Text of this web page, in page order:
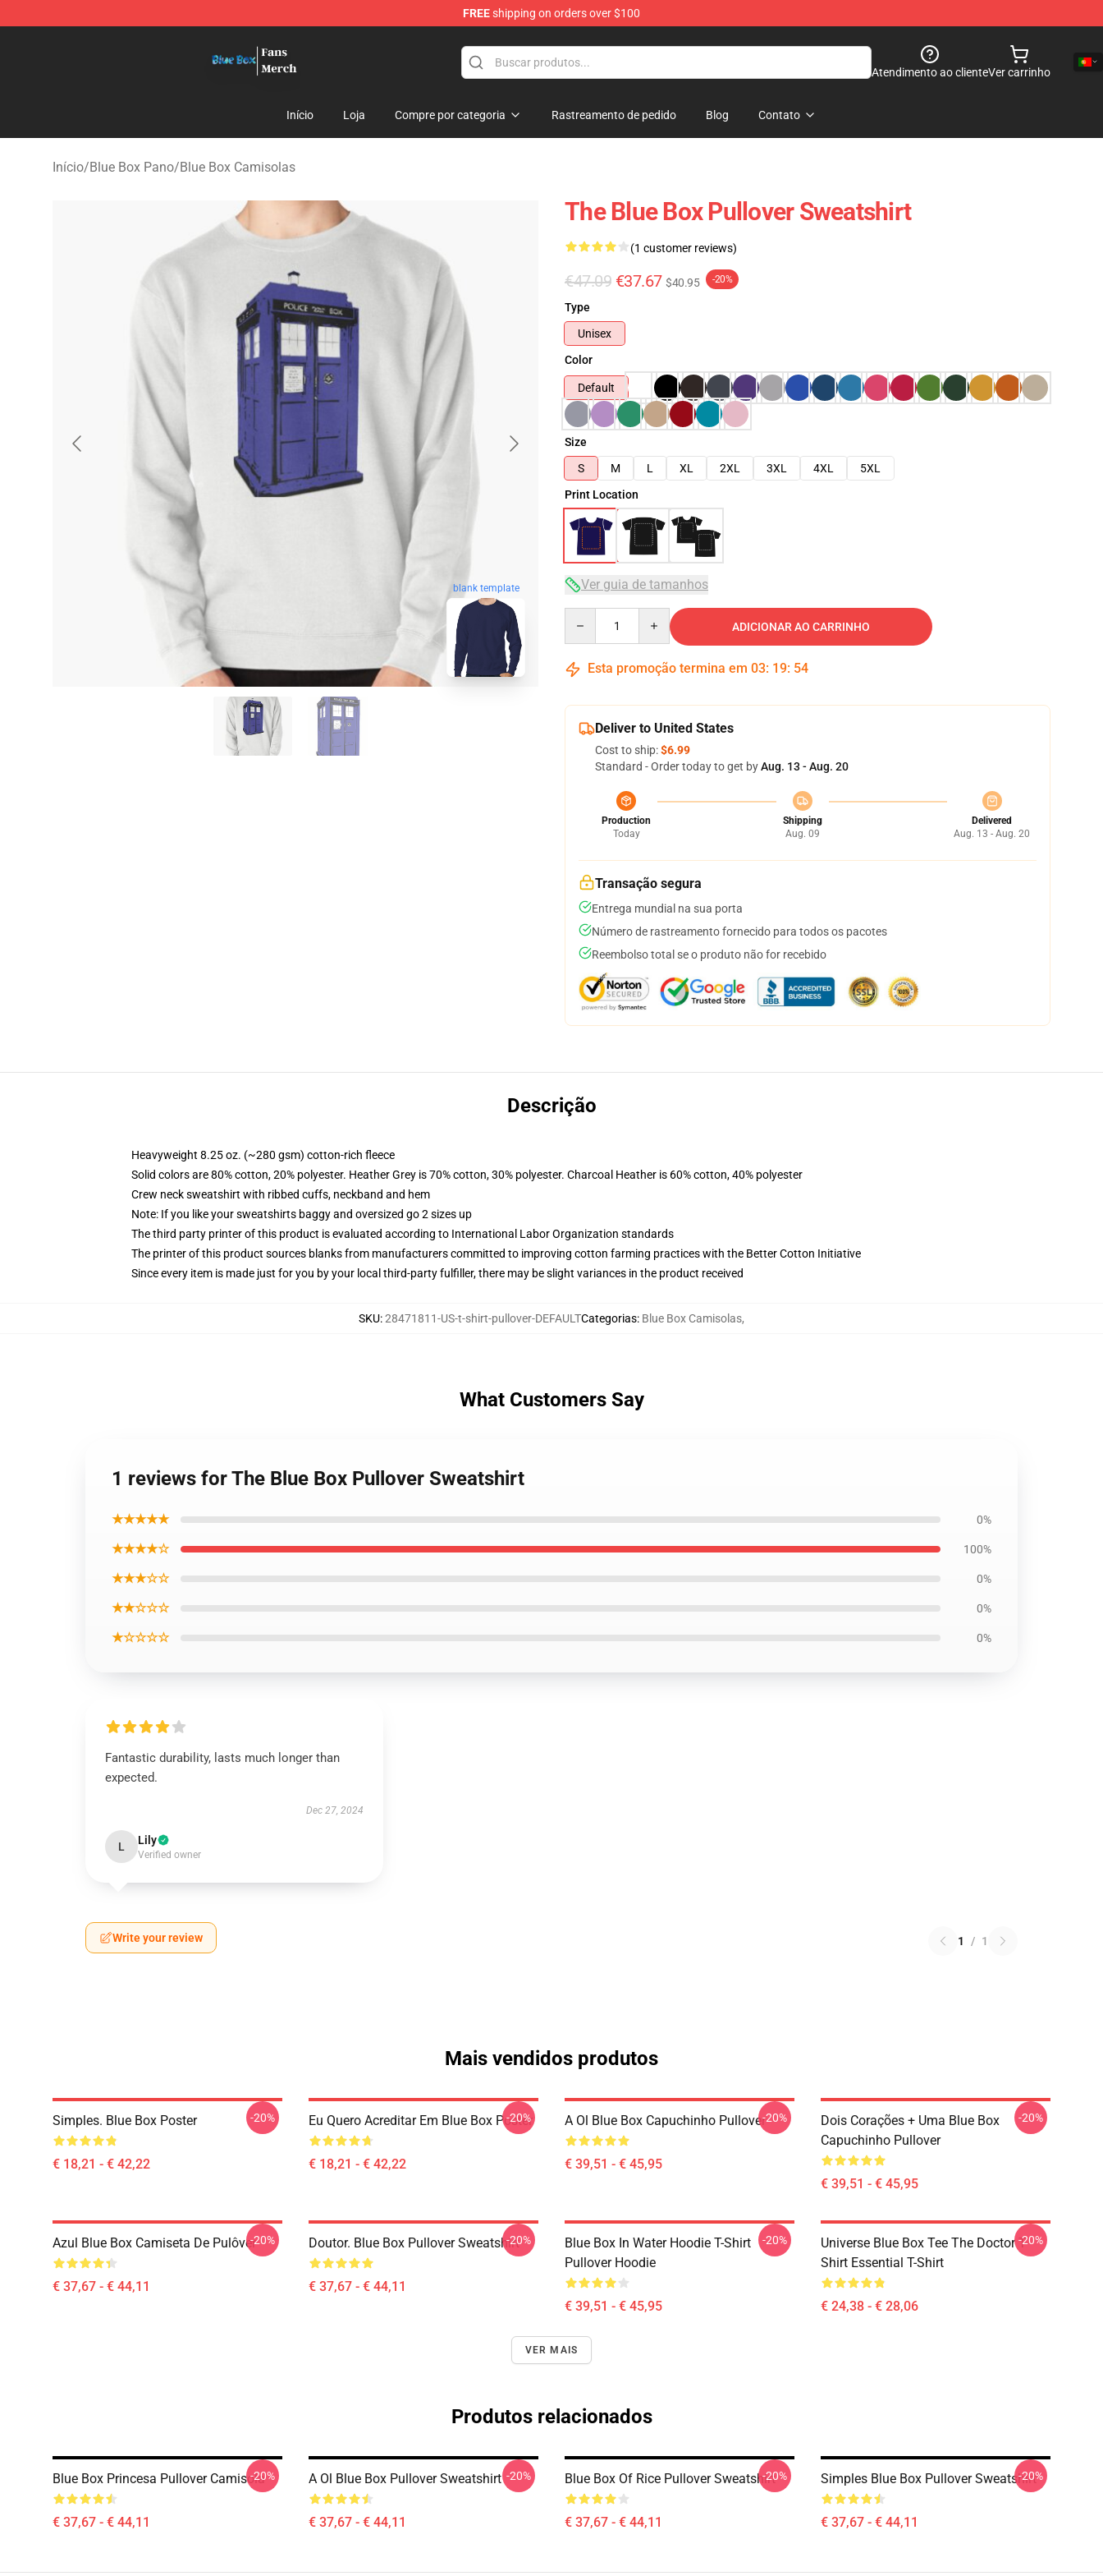
FREEshipping on orders over $100
Atendimento ao clienteVer carrinho
Início Loja Compre por categoria Rastreamento de pedido Blog Contato
Início/Blue Box Pano/Blue Box Camisolas
blank template
The Blue Box Pullover Sweatshirt
(1 customer reviews)
€47.09 €37.67 $40.95 -20%
Type
Unisex
Color
Default
Size
S
M L XL 2XL 3XL 4XL
5XL
Print Location
Ver guia de tamanhos
ADICIONAR AO CARRINHO
Esta promoção termina em 03: 19: 53
Deliver to United States
Cost to ship:$6.99
Standard - Order today to get byAug. 13 - Aug. 20
Production
Today
Shipping
Aug. 09
Delivered
Aug. 13 - Aug. 20
Transação segura
Entrega mundial na sua porta
Número de rastreamento fornecido para todos os pacotes
Reembolso total se o produto não for recebido
Descrição
Heavyweight 8.25 oz. (~280 gsm) cotton-rich fleece
Solid colors are 80% cotton, 20% polyester. Heather Grey is 70% cotton, 30% polyester. Charcoal Heather is 60% cotton, 40% polyester
Crew neck sweatshirt with ribbed cuffs, neckband and hem
Note: If you like your sweatshirts baggy and oversized go 2 sizes up
The third party printer of this product is evaluated according to International Labor Organization standards
The printer of this product sources blanks from manufacturers committed to improving cotton farming practices with the Better Cotton Initiative
Since every item is made just for you by your local third-party fulfiller, there may be slight variances in the product received
SKU:28471811-US-t-shirt-pullover-DEFAULTCategorias: Blue Box Camisolas,
What Customers Say
1 reviews for The Blue Box Pullover Sweatshirt
★★★★★ 0%
★★★★☆ 100%
★★★☆☆ 0%
★★☆☆☆ 0%
★☆☆☆☆ 0%
Fantastic durability, lasts much longer than
expected.
Dec 27, 2024
L Lily
Verified owner
Write your review 1 / 1
Mais vendidos produtos
Simples. Blue Box Poster
€ 18,21 - € 42,22
-20% Eu Quero Acreditar Em Blue Box Poster
€ 18,21 - € 42,22
-20% A Ol Blue Box Capuchinho Pullover
€ 39,51 - € 45,95
-20%
Dois Corações + Uma Blue Box
Capuchinho Pullover
€ 39,51 - € 45,95
-20%
Azul Blue Box Camiseta De Pulôver
€ 37,67 - € 44,11
-20% Doutor. Blue Box Pullover Sweatshirt
€ 37,67 - € 44,11
-20%
Blue Box In Water Hoodie T-Shirt
Pullover Hoodie
€ 39,51 - € 45,95
-20%
Universe Blue Box Tee The Doctor T-
Shirt Essential T-Shirt
€ 24,38 - € 28,06
-20%
VER MAIS
Produtos relacionados
Blue Box Princesa Pullover Camisola
€ 37,67 - € 44,11
-20% A Ol Blue Box Pullover Sweatshirt
€ 37,67 - € 44,11
-20% Blue Box Of Rice Pullover Sweatshirt
€ 37,67 - € 44,11
-20% Simples Blue Box Pullover Sweatshirt
€ 37,67 - € 44,11
-20%